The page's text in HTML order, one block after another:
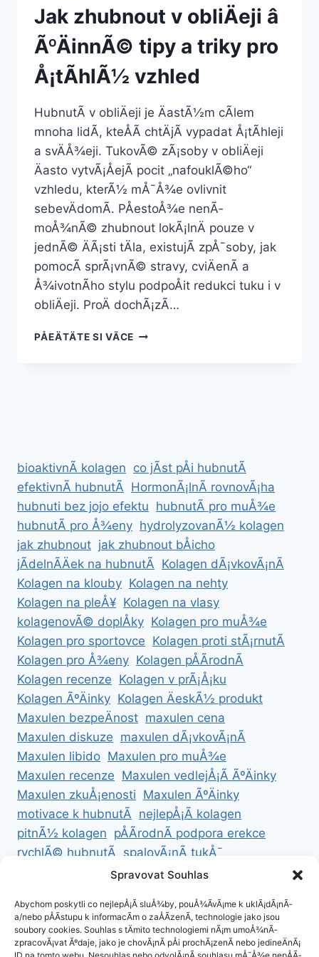
Jak zhubnout v obliÄeji â
ÃºÄinnÃ© tipy a triky pro
Å¡tÃ­hlÃ½ vzhled
HubnutÃ­ v obliÄeji je ÄastÃ½m cÃ­lem
mnoha lidÃ­, kteÅÃ­ chtÄjÃ­ vypadat Å¡tÃ­hleji
a svÄÅ¾eji. TukovÃ© zÃ¡soby v obliÄeji
Äasto vytvÃ¡ÅejÃ­ pocit „nafouklÃ©ho“
vzhledu, kterÃ½ mÅ¯Å¾e ovlivnit
sebevÄdomÃ­. PÅestoÅ¾e nenÃ­
moÅ¾nÃ© zhubnout lokÃ¡lnÄ pouze v
jednÃ© ÄÃ¡sti tÄla, existujÃ­ zpÅ¯soby, jak
pomocÃ­ sprÃ¡vnÃ© stravy, cviÄenÃ­ a
Å¾ivotnÃ­ho stylu podpoÅit redukci tuku i v
obliÄeji. ProÄ dochÃ¡zÃ­…
PÅEÄTÄTE SI VÃ­CEJAK
PRO
Å¡TÃ­
VZHLED
bioaktivnÃ­ kolagen co jÃ­st pÅi hubnutÃ­
efektivnÃ­ hubnutÃ­ HormonÃ¡lnÃ­ rovnovÃ¡ha
hubnuti bez jojo efektu hubnutÃ­ pro muÅ¾e
hubnutÃ­ pro Å¾eny hydrolyzovanÃ½ kolagen
jak zhubnout jak zhubnout bÅicho
jÃ­delnÃ­Äek na hubnutÃ­ Kolagen dÃ¡vkovÃ¡nÃ­
Kolagen na klouby Kolagen na nehty
Kolagen na pleÅ¥ Kolagen na vlasy
kolagenovÃ© doplÅky Kolagen pro muÅ¾e
Kolagen pro sportovce Kolagen proti stÃ¡rnutÃ­
Kolagen pro Å¾eny Kolagen pÅÃ­rodnÃ­
Kolagen recenze Kolagen v prÃ¡Å¡ku
Kolagen ÃºÄinky Kolagen ÄeskÃ½ produkt
Maxulen bezpeÄnost maxulen cena
Maxulen diskuze maxulen dÃ¡vkovÃ¡nÃ­
Maxulen libido Maxulen pro muÅ¾e
Maxulen recenze Maxulen vedlejÅ¡Ã­ ÃºÄinky
Maxulen zkuÅ¡enosti Maxulen ÃºÄinky
motivace k hubnutÃ­ nejlepÅ¡Ã­ kolagen
pitnÃ½ kolagen pÅÃ­rodnÃ­ podpora erekce
rychlÃ© hubnutÃ­ spalovÃ¡nÃ­ tukÅ¯
ZdravÃ© hubnutÃ­ ZdravÃ© recepty na hubnutÃ­
Spravovat Souhlas
Abychom poskytli co nejlepÅ¡Ã­ sluÅ¾by, pouÅ¾Ã­vÃ¡me k uklÃ¡dÃ¡nÃ­
a/nebo pÅÃ­stupu k informacÃ­m o zaÅÃ­zenÃ­, technologie jako jsou
soubory cookies. Souhlas s tÄmito technologiemi nÃ¡m umoÅ¾nÃ­
zpracovÃ¡vat Ãºdaje, jako je chovÃ¡nÃ­ pÅi prochÃ¡zenÃ­ nebo jedineÄnÃ¡